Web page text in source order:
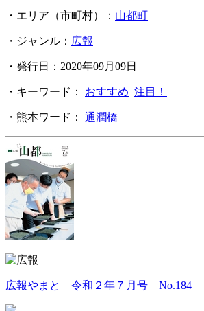
・エリア（市町村）： 山都町
・ジャンル： 広報
・発行日：2020年09月09日
・キーワード： おすすめ 注目！
・熊本ワード： 通潤橋
広報やまと 令和２年７月号 No.184